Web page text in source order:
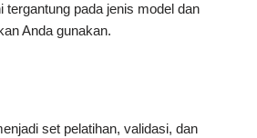
tergantung pada jenis model dan
Anda gunakan.
set pelatihan, validasi, dan